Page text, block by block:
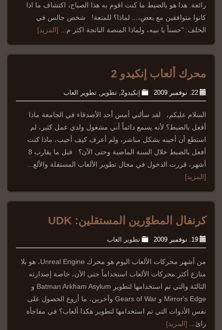
رائعة. هذا هو بالضبط ما كنت اقوم به هذا الصباح، اكتشاف ما اذا
كانوا متوافقين مع بعض،... لماذا؟ للمتعة! شخص جالس في
الخلف: "حسناً يا نبيه، ولماذا المنصة الناتجة اكثر م... [المزيد]
محرك ألعاب إنكيدو 2
22. نوفمبر 2009 إنكيدو2 تطوير تطوير العاب
السلام عليكم، لقد سألني أمس أحد الأصدقاء في الجامعة ماذا
أفعل بالضبط؟ لأنه يسمع دائماً أني مشغول ولدي عمل كثير، لم
استطع أن أجيبه بشكل مباشر، ولم أعرف كيف أجيب، ماذا كنت
أفعل بالضبط خلال السنة الماضية وحتى الآن؟ قبل ما يقارب 8
أشهر، قررت الدخول في مجال تطوير الألعاب المستقلة والألع...
[المزيد]
كرنفال المطوّرين المستقلين: UDK
19. نوفمبر 2009 تطوير العاب
من أشهر محركات الألعاب اليوم هو محرك Unreal Engine، هو بلا
منازع أكثر محركات الألعاب استخداماً حتى الآن، خاصة إصدارته
الثالثة والتي تم استخدامها لتطوير Batman Arkham Asylum و
Mirror's Edge و Gears of War وآخرين، ما أروع الحصول على
نفس الأدوات التي تم استخدامها لتطوير هكذا ألعاب؟ في مفاجأة
رائ... [المزيد]